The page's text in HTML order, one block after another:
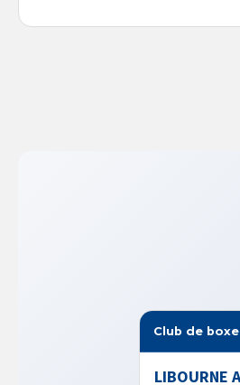
16.5 km
ASSOCIATION BOXE